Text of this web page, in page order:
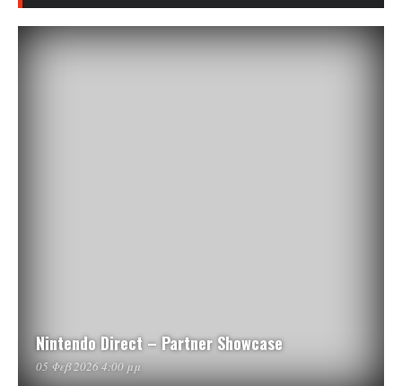
Nintendo Direct – Partner Showcase
05 Φεβ 2026 4:00 μμ